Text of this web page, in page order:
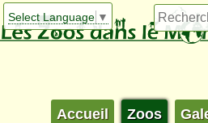
Select Language ▼
Accueil Zoos